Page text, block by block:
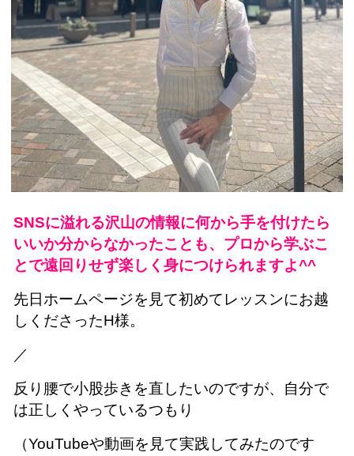
SNSに溢れる沢山の情報に何から手を付けたら
いいか分からなかったことも、プロから学ぶこ
とで遠回りせず楽しく身につけられますよ^^
先日ホームページを見て初めてレッスンにお越
しくださったH様。
／
反り腰で小股歩きを直したいのですが、自分で
は正しくやっているつもり
（YouTubeや動画を見て実践してみたのです